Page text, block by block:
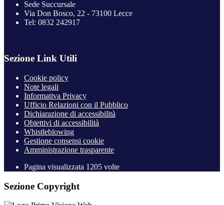
Sede Succursale
Via Don Bosco, 22 - 73100 Lecce
Tel: 0832 242917
Sezione Link Utili
Cookie policy
Note legali
Informativa Privacy
Ufficio Relazioni con il Pubblico
Dichiarazione di accessibilità
Obiettivi di accessibilità
Whistleblowing
Gestione consensi cookie
Amministrazione trasparente
Pagina visualizzata 1205 volte
Sezione Copyright